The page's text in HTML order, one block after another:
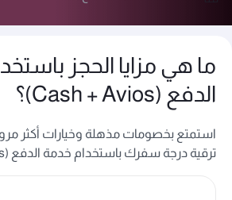
ما هي مزايا الحجز
الدفع (Cash + Avios)؟
استمتع بخصومات مذهلة وخيارات أكثر
ترقية درجة سفرك باستخدام خدمة الدفع (Cash + Avios).